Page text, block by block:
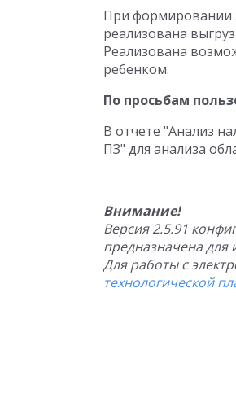
При формировании
реализована
Реализована
ребенком.
По просьбам
В отчете "Анализ
ПЗ" для анализа
Внимание!
Версия 2.5.91
предназначена для
Для работы с
технологической